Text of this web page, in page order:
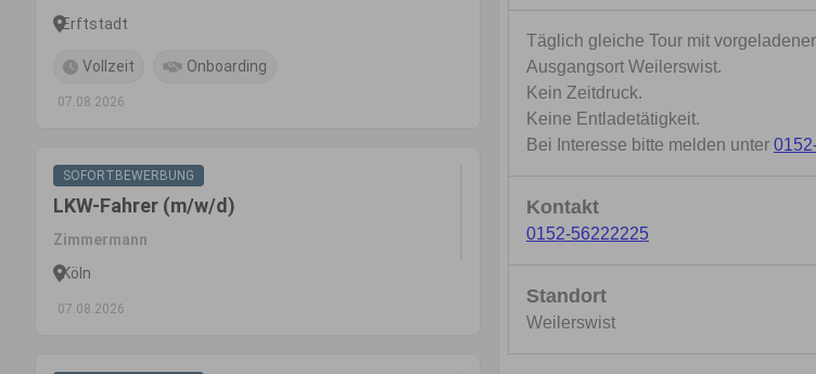
Erftstadt
Vollzeit Onboarding
07.08.2026
SOFORTBEWERBUNG
LKW-Fahrer (m/w/d)
Zimmermann
Köln
07.08.2026